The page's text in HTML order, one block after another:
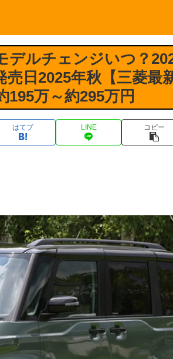
ルチェンジいつ？
日2025年秋【三菱最
195万～約295万円
はてブ LINE コピー